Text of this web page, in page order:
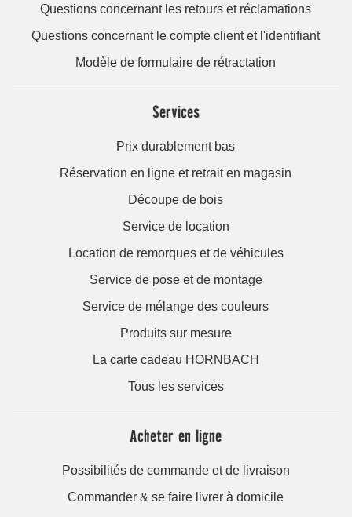
Questions concernant les retours et réclamations
Questions concernant le compte client et l'identifiant
Modèle de formulaire de rétractation
Services
Prix durablement bas
Réservation en ligne et retrait en magasin
Découpe de bois
Service de location
Location de remorques et de véhicules
Service de pose et de montage
Service de mélange des couleurs
Produits sur mesure
La carte cadeau HORNBACH
Tous les services
Acheter en ligne
Possibilités de commande et de livraison
Commander & se faire livrer à domicile